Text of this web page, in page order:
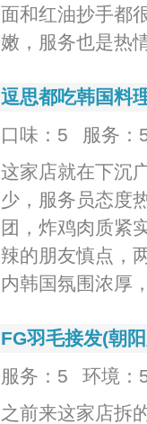
面和红油抄手都
嫩，服务也是热
逗思都吃韩国料
口味：5
服务：
这家店就在下沉
少，服务员态度
团，炸鸡肉质紧
辣的朋友慎点，
内韩国氛围浓厚
FG羽毛接发(朝
服务：5
环境：
之前来这家店拆